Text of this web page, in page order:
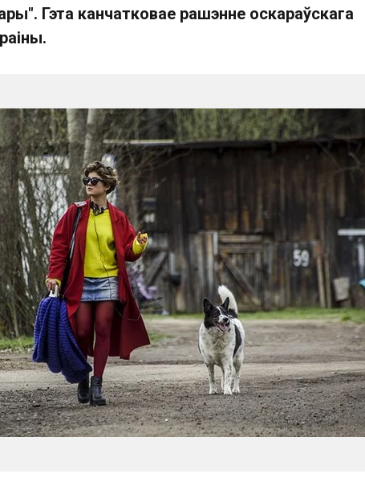
Гэта канчатковае рашэнне оскараўскага